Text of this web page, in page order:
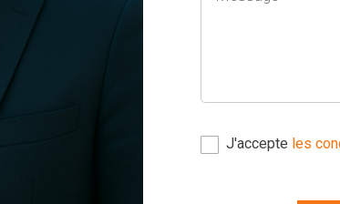
J'accepte les